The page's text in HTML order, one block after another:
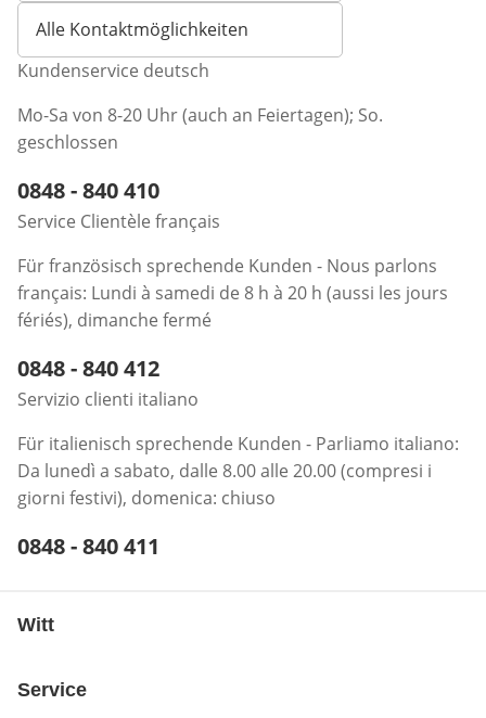
Alle Kontaktmöglichkeiten
Kundenservice deutsch
Mo-Sa von 8-20 Uhr (auch an Feiertagen); So.
geschlossen
Telefonnummer:
0848 - 840 410
Service Clientèle français
Für französisch sprechende Kunden - Nous parlons
français: Lundi à samedi de 8 h à 20 h (aussi les jours
fériés), dimanche fermé
Telefonnummer:
0848 - 840 412
Servizio clienti italiano
Für italienisch sprechende Kunden - Parliamo italiano:
Da lunedì a sabato, dalle 8.00 alle 20.00 (compresi i
giorni festivi), domenica: chiuso
Telefonnummer:
0848 - 840 411
Witt
Service